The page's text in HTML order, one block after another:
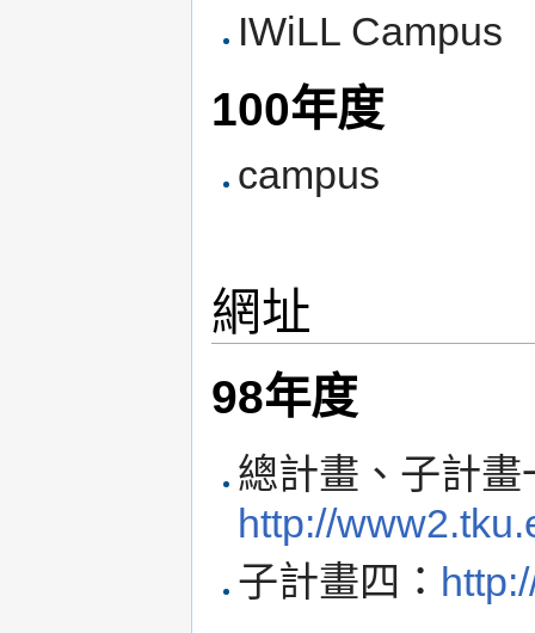
IWiLL Campus
100年度
campus
網址
98年度
總計畫、子計畫
http://
子計畫四：